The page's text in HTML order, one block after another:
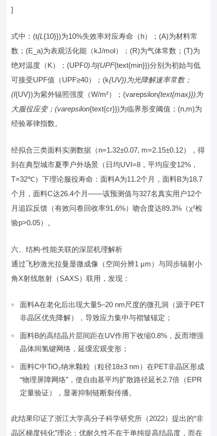
]
式中：(t{L{10}})为10%失效率对应寿命（h）；(A)为材料常
数；(E_a)为表观活化能（kJ/mol）；(R)为气体常数；(T)为
绝对温度（K）；(UPF0)与(UPF{text{min}})分别为初始与低
可接受UPF值（UPF≥40）；(k{UV})为光降解速率常数；
(I{UV})为紫外辐照强度（W/m²）；(varepsilon{text{max}})为
大服役应变；(varepsilon{text{cr}})为临界形变阈值；(n,m)为
经验幂律指数。
经拟合三类面料实测数据（n=1.32±0.07, m=2.15±0.12），得
到在典型城市夏季户外场景（日均UVI=8，平均应变12%，
T=32℃）下理论服役寿命：面料A为11.2个月，面料B为18.7
个月，面料C达26.4个月——该预测值与327名真实用户12个
月追踪反馈（有效问卷回收率91.6%）吻合度达89.3%（χ²检
验p>0.05）。
六、结构-性能关联的深层机理解析
通过飞秒激光拉曼显微成像（空间分辨1 μm）与同步辐射小
角X射线散射（SAXS）联用，发现：
面料A在老化后出现大量5–20 nm尺度的微孔洞（源于PET
非晶区优先降解），导致应力集中与褶皱锚定；
面料B的高结晶片层间距在UV作用下收缩0.8%，反而增强
晶体间氢键网络，延缓宏观变形；
面料C中TiO₂纳米颗粒（粒径18±3 nm）在PET非晶区形成
“物理屏障网络”，使自由基平均扩散路径延长2.7倍（EPR
定量验证），显著抑制链断裂传播。
此结果印证了浙江大学高分子科学研究所（2022）提出的“非
晶区梯度钝化”理论：优耐久性不在于单纯提高结晶度，而在